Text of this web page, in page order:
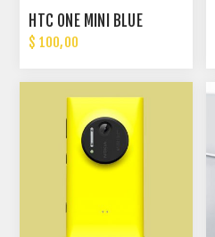
HTC ONE MINI BLUE
$ 100,00